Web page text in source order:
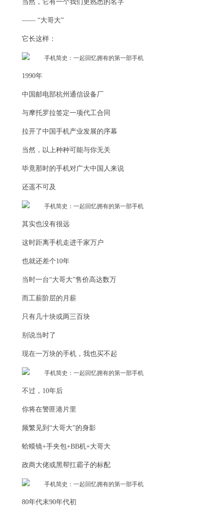
当然，它有一个我们更熟悉的名字
—— “大哥大”
它长这样：
1990年
中国邮电部杭州通信设备厂
与摩托罗拉签定一项代工合同
拉开了中国手机产业发展的序幕
当然，以上种种可能与你无关
毕竟那时的手机对广大中国人来说
还遥不可及
其实也没有很远
这时距离手机走进千家万户
也就还差个10年
当时一台“大哥大”售价高达数万
而工薪阶层的月薪
只有几十块或两三百块
别说当时了
现在一万块的手机，我也买不起
不过，10年后
你将在警匪港片里
频繁见到“大哥大”的身影
蛤蟆镜+手夹包+BB机+大哥大
政商大佬或黑帮扛霸子的标配
80年代末90年代初